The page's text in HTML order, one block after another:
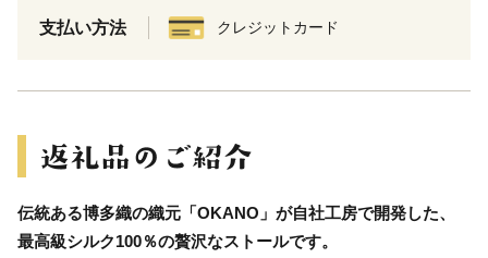
支払い方法 クレジットカード
伝統ある博多織の織元「OKANO」が自社工房で開発した、
最高級シルク100％の贅沢なストールです。